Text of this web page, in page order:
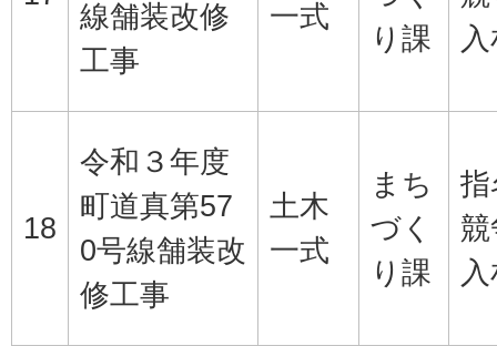
線舗装改修
工事
一式
り課
18
令和３年度
町道真第57
0号線舗装改
修工事
土木
一式
まち
づく
り課
指